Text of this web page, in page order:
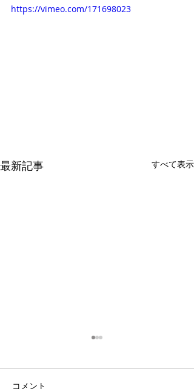
https://vimeo.com/171698023
最新記事 すべて表示
コメント